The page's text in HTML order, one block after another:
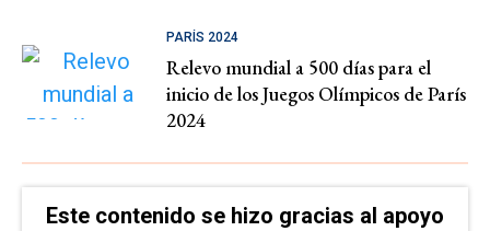
PARÍS 2024
Relevo mundial a 500 días para el
inicio de los Juegos Olímpicos de París
2024
Este contenido se hizo gracias al apoyo